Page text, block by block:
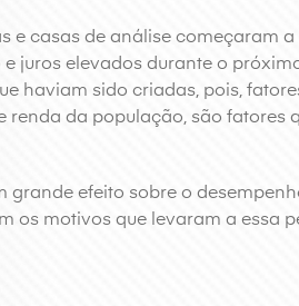
e casas de análise começaram a
juros elevados durante o
haviam sido criadas, pois,
renda da população, são fatores
grande efeito sobre o
os motivos que levaram a essa